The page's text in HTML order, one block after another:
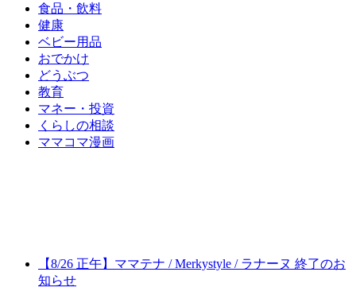
食品・飲料
健康
ベビー用品
おでかけ
どうぶつ
教育
マネー・投資
くらしの相談
ママコマ漫画
【8/26 正午】ママテナ / Merkystyle / ラナーヌ 終了のお
知らせ